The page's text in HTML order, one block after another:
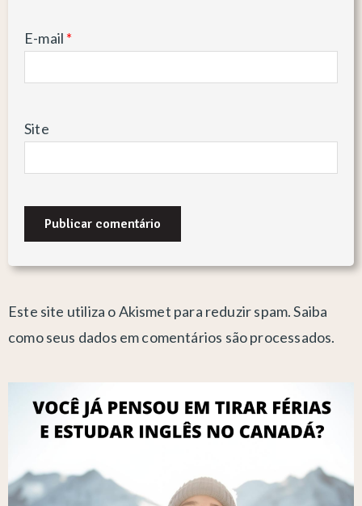
E-mail *
Site
Este site utiliza o Akismet para reduzir spam.Saiba
como seus dados em comentários são processados.